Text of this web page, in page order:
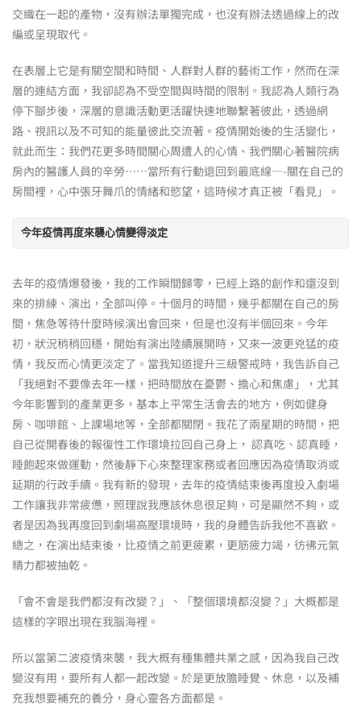
交織在一起的產物，沒有辦法單獨完成，也沒有辦法透過線上的改
編或呈現取代。
在表層上它是有關空間和時間、人群對人群的藝術工作，然而在深
層的連結方面，我卻認為不受空間與時間的限制。我認為人類行為
停下腳步後，深層的意識活動更活躍快速地聯繫著彼此，透過網
路、視訊以及不可知的能量彼此交流著。疫情開始後的生活變化，
就此而生：我們花更多時間關心周遭人的心情、我們關心著醫院病
房內的醫護人員的辛勞⋯⋯當所有行動退回到最底線—-關在自己的
房間裡，心中張牙舞爪的情緒和慾望，這時候才真正被「看見」。
今年疫情再度來襲心情變得淡定
去年的疫情爆發後，我的工作瞬間歸零，已經上路的創作和還沒到
來的排練、演出，全部叫停。十個月的時間，幾乎都關在自己的房
間，焦急等待什麼時候演出會回來，但是也沒有半個回來。今年
初，狀況稍稍回穩，開始有演出陸續展開時，又來一波更兇猛的疫
情，我反而心情更淡定了。當我知道提升三級警戒時，我告訴自己
「我絕對不要像去年一樣，把時間放在憂鬱、擔心和焦慮」，尤其
今年影響到的產業更多，基本上平常生活會去的地方，例如健身
房、咖啡館、上課場地等，全部都關閉。我花了兩星期的時間，把
自己從開春後的報復性工作環境拉回自己身上， 認真吃、認真睡，
睡飽起來做運動，然後靜下心來整理家務或者回應因為疫情取消或
延期的行政手續。我有新的發現，去年的疫情結束後再度投入劇場
工作讓我非常疲憊，照理說我應該休息很足夠，可是顯然不夠，或
者是因為我再度回到劇場高壓環境時，我的身體告訴我他不喜歡。
總之，在演出結束後，比疫情之前更疲累，更筋疲力竭，彷彿元氣
精力都被抽乾。
「會不會是我們都沒有改變？」、「整個環境都沒變？」大概都是
這樣的字眼出現在我腦海裡。
所以當第二波疫情來襲，我大概有種集體共業之感，因為我自己改
變沒有用，要所有人都一起改變。於是更放膽睡覺、休息，以及補
充我想要補充的養分，身心靈各方面都是。